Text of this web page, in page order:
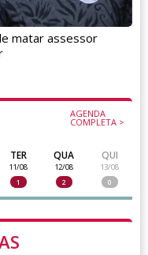
AGENDA
COMPLETA >
TER
11/08
1
QUA
12/08
2
QUI
13/08
0
matar assessor